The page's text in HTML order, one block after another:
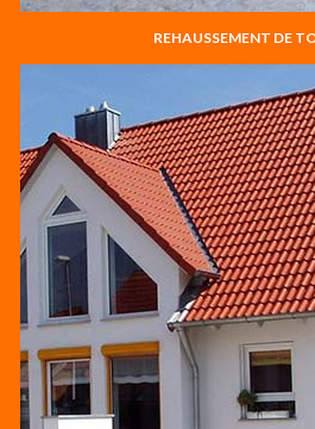
REHAUSSEMENT DE